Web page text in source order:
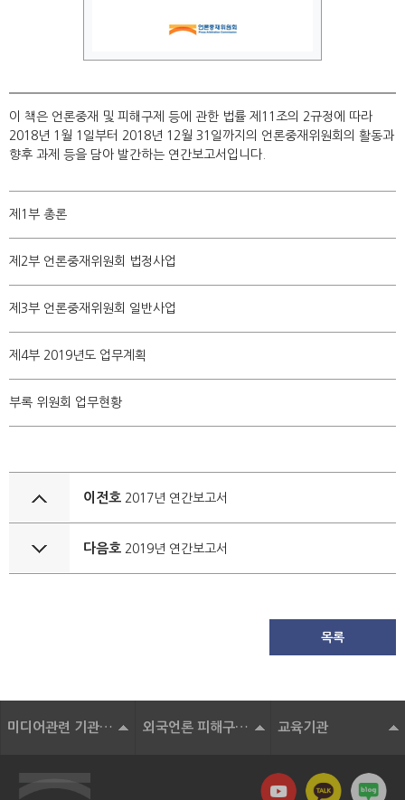
이 책은 언론중재 및 피해구제 등에 관한 법률 제11조의 2규정에 따라
2018년 1월 1일부터 2018년 12월 31일까지의 언론중재위원회의 활동과
향후 과제 등을 담아 발간하는 연간보고서입니다.
제1부 총론
제2부 언론중재위원회 법정사업
제3부 언론중재위원회 일반사업
제4부 2019년도 업무계획
부록 위원회 업무현황
이전호 2017년 연간보고서
다음호 2019년 연간보고서
목록
미디어관련 기관 및 단체 외국언론 피해구제기구 교육기관